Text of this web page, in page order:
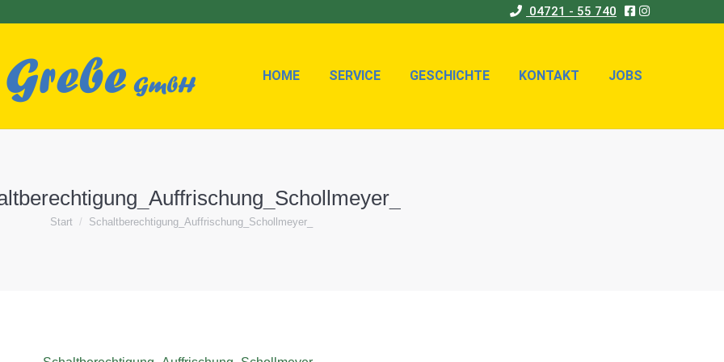
04721 - 55 740
HOME SERVICE GESCHICHTE KONTAKT JOBS
Sie befinden sich hier:
Start Schaltberechtigung_Auffrischung_Schollmeyer_
HOME SERVICE GESCHICHTE KONTAKT JOBS